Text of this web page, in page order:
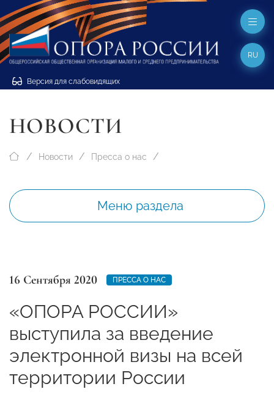
Версия для слабовидящих
RU
НОВОСТИ
Новости Пресса о нас
Меню раздела
16 Сентября 2020 ПРЕССА О НАС
«ОПОРА РОССИИ»
выступила за введение
электронной визы на всей
территории России